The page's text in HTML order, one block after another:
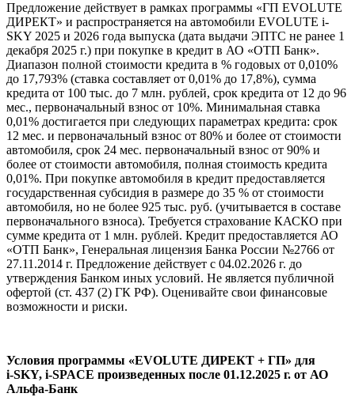
Предложение действует в рамках программы «ГП EVOLUTE
ДИРЕКТ» и распространяется на автомобили EVOLUTE i-
SKY 2025 и 2026 года выпуска (дата выдачи ЭПТС не ранее 1
декабря 2025 г.) при покупке в кредит в АО «ОТП Банк».
Диапазон полной стоимости кредита в % годовых от 0,010%
до 17,793% (ставка составляет от 0,01% до 17,8%), сумма
кредита от 100 тыс. до 7 млн. рублей, срок кредита от 12 до 96
мес., первоначальный взнос от 10%. Минимальная ставка
0,01% достигается при следующих параметрах кредита: срок
12 мес. и первоначальный взнос от 80% и более от стоимости
автомобиля, срок 24 мес. первоначальный взнос от 90% и
более от стоимости автомобиля, полная стоимость кредита
0,01%. При покупке автомобиля в кредит предоставляется
государственная субсидия в размере до 35 % от стоимости
автомобиля, но не более 925 тыс. руб. (учитывается в составе
первоначального взноса). Требуется страхование КАСКО при
сумме кредита от 1 млн. рублей. Кредит предоставляется АО
«ОТП Банк», Генеральная лицензия Банка России №2766 от
27.11.2014 г. Предложение действует с 04.02.2026 г. до
утверждения Банком иных условий. Не является публичной
офертой (ст. 437 (2) ГК РФ). Оценивайте свои финансовые
возможности и риски.
Условия программы «EVOLUTE ДИРЕКТ + ГП» для
i‑SKY, i‑SPACE произведенных после 01.12.2025 г. от АО
Альфа-Банк